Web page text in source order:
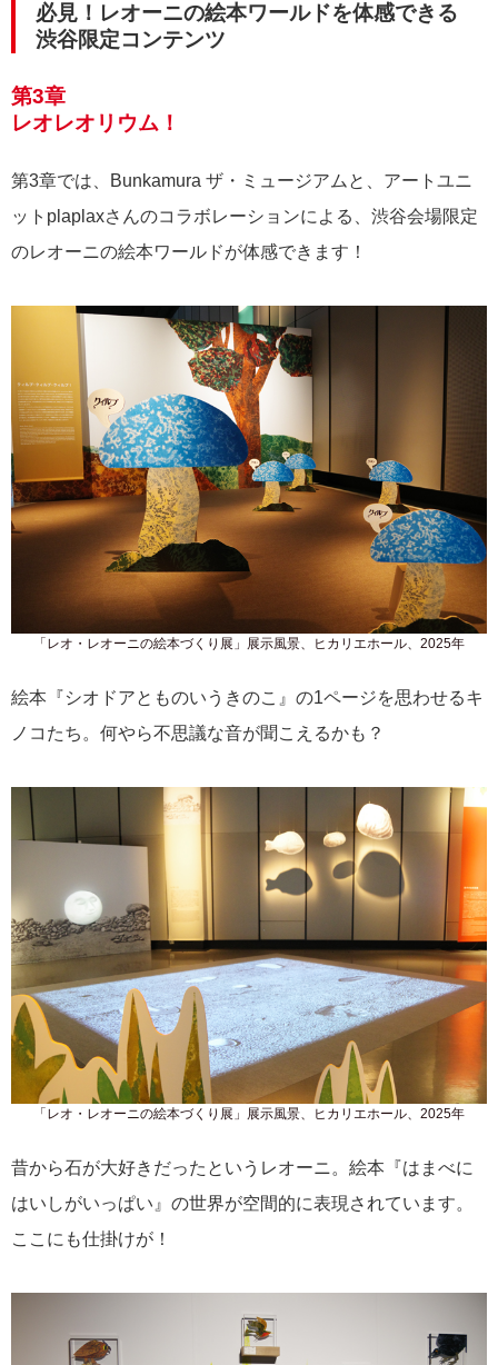
必見！レオーニの絵本ワールドを体感できる
渋谷限定コンテンツ
第3章
レオレオリウム！
第3章では、Bunkamura ザ・ミュージアムと、アートユニ
ットplaplaxさんのコラボレーションによる、渋谷会場限定
のレオーニの絵本ワールドが体感できます！
「レオ・レオーニの絵本づくり展」展示風景、ヒカリエホール、2025年
絵本『シオドアとものいうきのこ』の1ページを思わせるキ
ノコたち。何やら不思議な音が聞こえるかも？
「レオ・レオーニの絵本づくり展」展示風景、ヒカリエホール、2025年
昔から石が大好きだったというレオーニ。絵本『はまべに
はいしがいっぱい』の世界が空間的に表現されています。
ここにも仕掛けが！